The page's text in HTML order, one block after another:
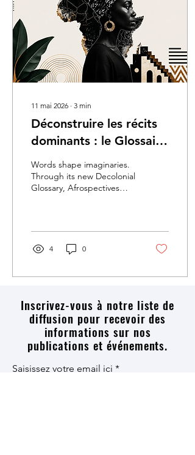
11 mai 2026 ∙ 3 min
Déconstruire les récits
dominants : le Glossaire
Décolonial
Afrospectives en ligne
Words shape imaginaries.
Through its new Decolonial
Glossary, Afrospectives
categories, and narratives
inherited from coloniality in
discourses about Africa
4 0
Inscrivez-vous à notre liste de
diffusion pour recevoir des
informations sur nos
publications et événements.
Saisissez votre email ici